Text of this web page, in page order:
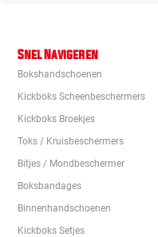
Snel Navigeren
Bokshandschoenen
Kickboks Scheenbeschermers
Kickboks Broekjes
Toks / Kruisbeschermers
Bitjes / Mondbeschermer
Boksbandages
Binnenhandschoenen
Kickboks Setjes